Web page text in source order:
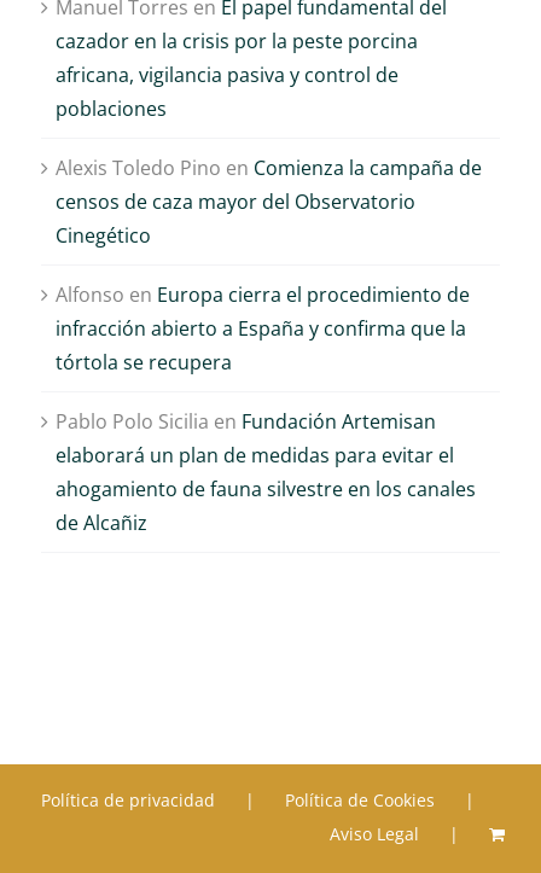
Manuel Torres en El papel fundamental del
cazador en la crisis por la peste porcina
africana, vigilancia pasiva y control de
poblaciones
Alexis Toledo Pino en Comienza la campaña de
censos de caza mayor del Observatorio
Cinegético
Alfonso en Europa cierra el procedimiento de
infracción abierto a España y confirma que la
tórtola se recupera
Pablo Polo Sicilia en Fundación Artemisan
elaborará un plan de medidas para evitar el
ahogamiento de fauna silvestre en los canales
de Alcañiz
Política de privacidad
Política de Cookies
Aviso Legal